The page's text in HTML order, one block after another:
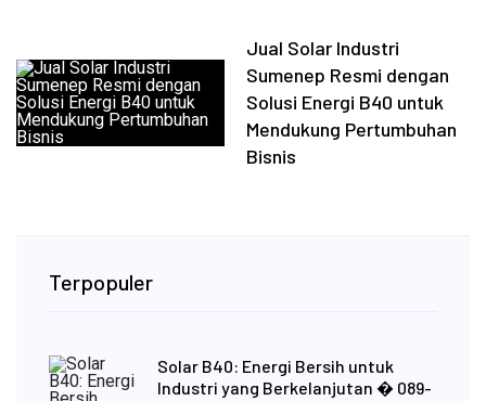
Jual Solar Industri
Sumenep Resmi dengan
Solusi Energi B40 untuk
Mendukung Pertumbuhan
Bisnis
Terpopuler
Solar B40: Energi Bersih untuk
Industri yang Berkelanjutan � 089-